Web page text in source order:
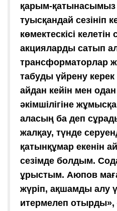
қарым-қатынасымыз
туысқандай сезініп
көмектескісі
акцияларды сатып
трансформаторлар
табуды үйрену керек
айдан кейін мен
әкімшілігіне
аласың ба деп
жалқау, түнде
қатынқұмар екенін
сезімде болдым.
ұрыстым. Аюпов
жүріп, ақшамды алу
итермелеп отырды»,